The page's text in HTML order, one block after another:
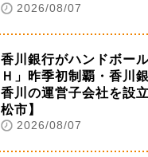
2026/08/07
香川銀行がハンドボー
Ｈ」昨季初制覇・香川
香川の運営子会社を設
松市】
2026/08/07